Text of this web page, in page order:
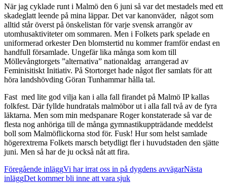
När jag cyklade runt i Malmö den 6 juni så var det mestadels med ett
skadeglatt leende på mina läppar. Det var kanonväder, något som
alltid står överst på önskelistan för varje svensk arrangör av
utomhusaktiviteter om sommaren. Men i Folkets park spelade en
uniformerad orkester Den blomstertid nu kommer framför endast en
handfull församlade. Ungefär lika många som kom till
Möllevångtorgets ”alternativa” nationaldag arrangerad av
Feminisitiskt Initiativ. På Stortorget hade något fler samlats för att
höra landshövding Göran Tunhammar hålla tal.
Fast med lite god vilja kan i alla fall firandet på Malmö IP kallas
folkfest. Där fyllde hundratals malmöbor ut i alla fall två av de fyra
läktarna. Men som min medspanare Roger konstaterade så var de
flesta nog anhöriga till de många gymnastikuppträdande meddelst
boll som Malmöflickorna stod för. Fusk! Hur som helst samlade
högerextrema Folkets marsch betydligt fler i huvudstaden den sjätte
juni. Men så har de ju också nåt att fira.
Inläggsnavigering
Föregående inläggVi har irrat oss in på dygdens avvägarNästa
inläggDet kommer bli inne att vara sjuk